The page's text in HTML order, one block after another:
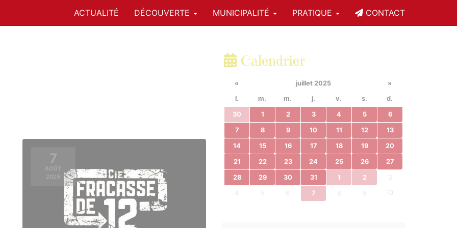
ACTUALITÉ DÉCOUVERTE MUNICIPALITÉ PRATIQUE CONTACT
7
AOÛT
2025
Calendrier
« juillet 2025
»
l.
m. m. j. v. s. d.
30 1 2 3 4 5 6
7 8 9 10 11 12 13
14 15 16 17 18 19 20
21 22 23 24 25 26 27
28 29 30 31 1 2 3
4 5 6 7 8 9 10